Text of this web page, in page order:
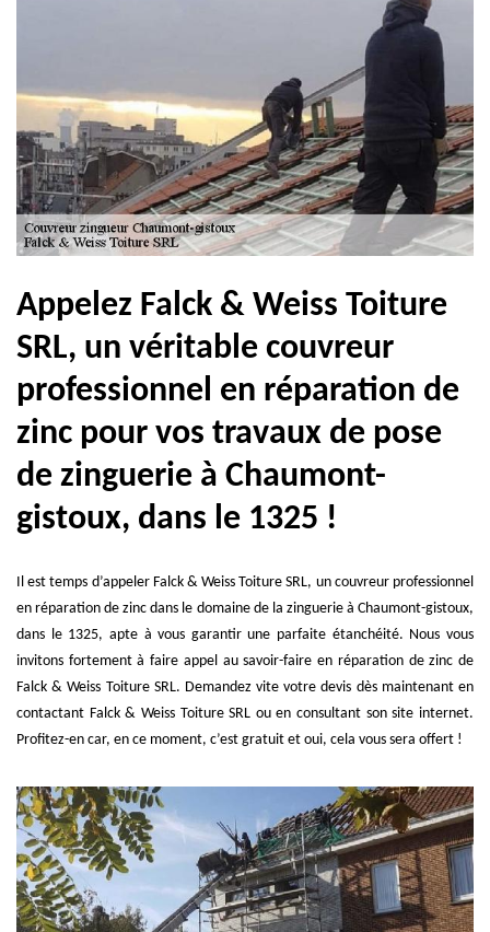
Appelez Falck & Weiss Toiture
SRL, un véritable couvreur
professionnel en réparation de
zinc pour vos travaux de pose
de zinguerie à Chaumont-
gistoux, dans le 1325 !
Il est temps d’appeler Falck & Weiss Toiture SRL, un couvreur professionnel
en réparation de zinc dans le domaine de la zinguerie à Chaumont-gistoux,
dans le 1325, apte à vous garantir une parfaite étanchéité. Nous vous
invitons fortement à faire appel au savoir-faire en réparation de zinc de
Falck & Weiss Toiture SRL. Demandez vite votre devis dès maintenant en
contactant Falck & Weiss Toiture SRL ou en consultant son site internet.
Profitez-en car, en ce moment, c’est gratuit et oui, cela vous sera offert !